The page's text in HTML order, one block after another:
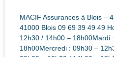
MACIF Assurances à Blois –
41000 Blois 09 69 39 49 49
12h30 / 14h00 – 18h00Mardi
18h00Mercredi : 09h30 –